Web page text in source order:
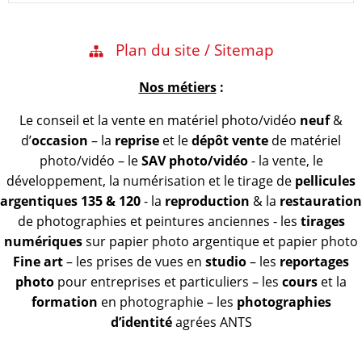
Plan du site / Sitemap
Nos métiers:
Le conseil et la vente en matériel photo/vidéo neuf&
d’occasion – la reprise et ledépôt vente de matériel
photo/vidéo – leSAV photo/vidéo- la vente, le
développement, la numérisation et le tirage de pellicules
argentiques 135 & 120- la reproduction & la restauration
de photographies et peintures anciennes - les tirages
numériquessur papier photo argentique et papier photo
Fine art– les prises de vues en studio– les reportages
photo pour entreprises et particuliers – les cours et la
formation en photographie – les photographies
d’identitéagrées ANTS